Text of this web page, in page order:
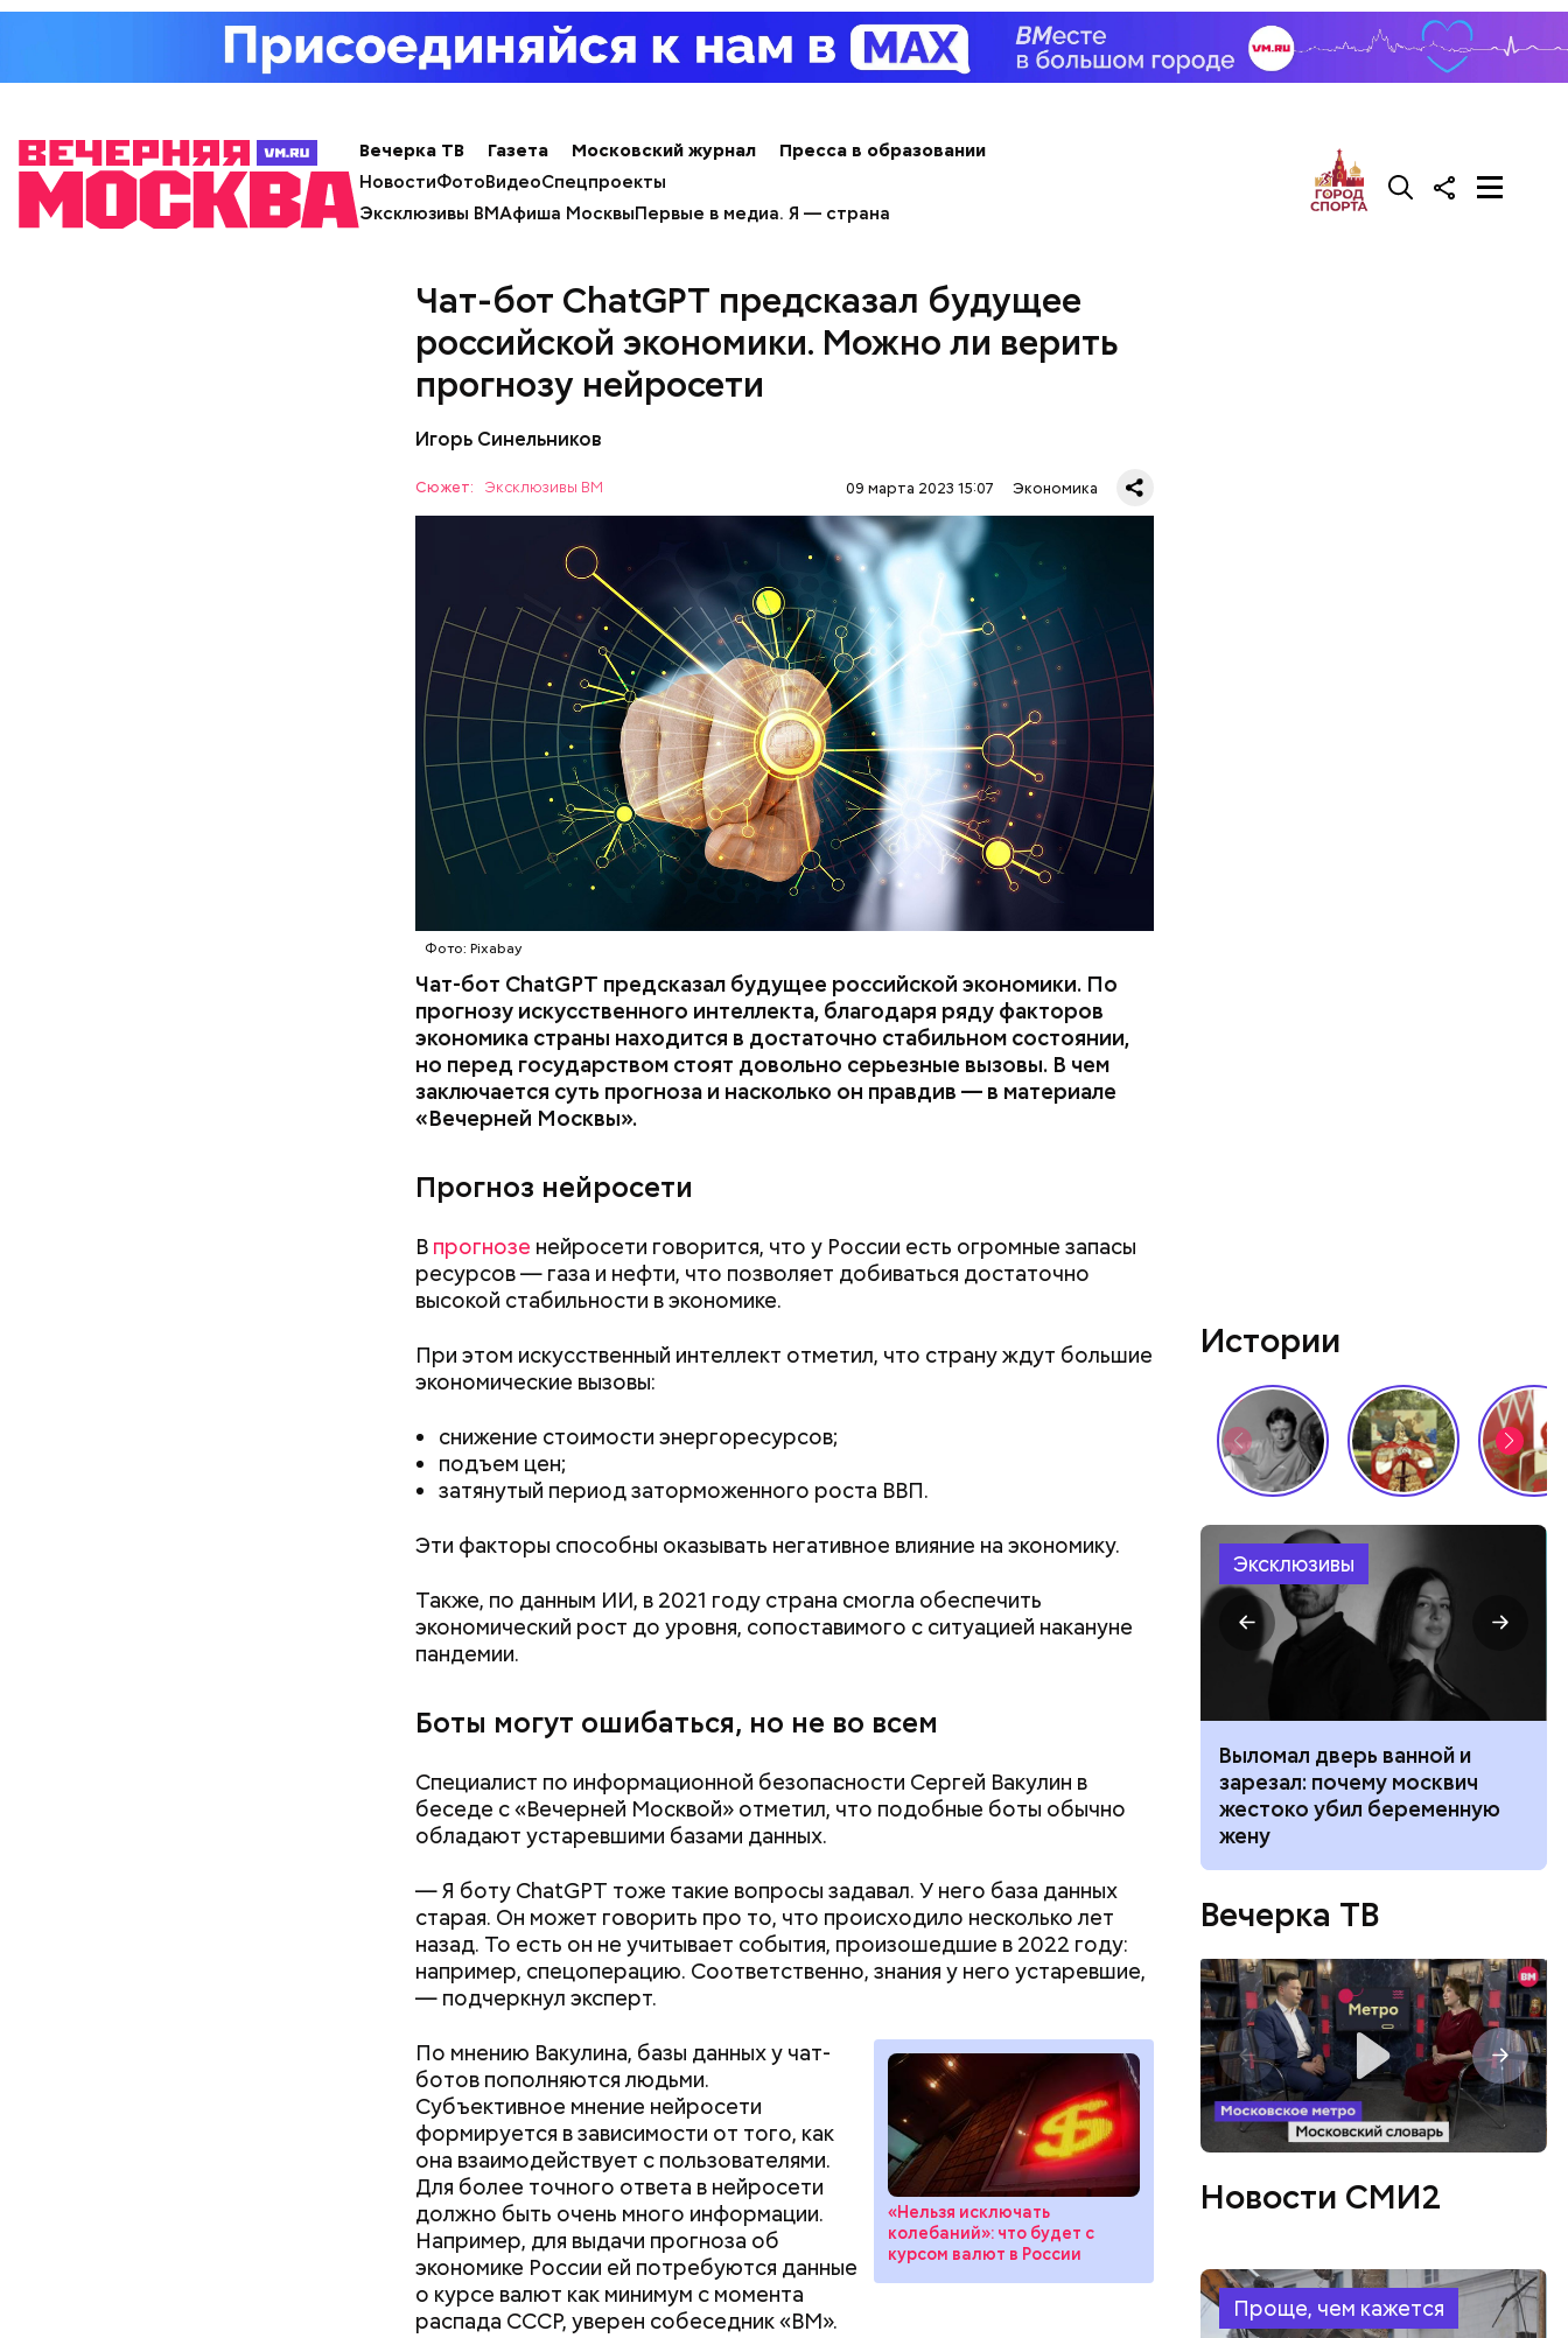
Вечерка ТВ Газета Московский журнал
Пресса в образовании
НовостиФотоВидеоСпецпроекты
Эксклюзивы ВМАфиша МосквыПервые в медиа. Я — страна
Чат-бот ChatGPT предсказал будущее
российской экономики. Можно ли верить
прогнозу нейросети
Игорь Синельников
Сюжет: Эксклюзивы ВМ 09 марта 2023 15:07 Экономика
Фото: Pixabay
Чат-бот ChatGPT предсказал будущее российской экономики. По
прогнозу искусственного интеллекта, благодаря ряду факторов
экономика страны находится в достаточно стабильном состоянии,
но перед государством стоят довольно серьезные вызовы. В чем
заключается суть прогноза и насколько он правдив — в материале
«Вечерней Москвы».
Прогноз нейросети
В прогнозе нейросети говорится, что у России есть огромные запасы
ресурсов — газа и нефти, что позволяет добиваться достаточно
высокой стабильности в экономике.
При этом искусственный интеллект отметил, что страну ждут большие
экономические вызовы:
снижение стоимости энергоресурсов;
подъем цен;
затянутый период заторможенного роста ВВП.
Эти факторы способны оказывать негативное влияние на экономику.
Также, по данным ИИ, в 2021 году страна смогла обеспечить
экономический рост до уровня, сопоставимого с ситуацией накануне
пандемии.
Боты могут ошибаться, но не во всем
Специалист по информационной безопасности Сергей Вакулин в
беседе с «Вечерней Москвой» отметил, что подобные боты обычно
обладают устаревшими базами данных.
— Я боту ChatGPT тоже такие вопросы задавал. У него база данных
старая. Он может говорить про то, что происходило несколько лет
назад. То есть он не учитывает события, произошедшие в 2022 году:
например, спецоперацию. Соответственно, знания у него устаревшие,
— подчеркнул эксперт.
«Нельзя исключать
колебаний»: что будет с
курсом валют в России
По мнению Вакулина, базы данных у чат-
ботов пополняются людьми.
Субъективное мнение нейросети
формируется в зависимости от того, как
она взаимодействует с пользователями.
Для более точного ответа в нейросети
должно быть очень много информации.
Например, для выдачи прогноза об
экономике России ей потребуются данные
о курсе валют как минимум с момента
распада СССР, уверен собеседник «ВМ».
ChatGPT, запущенный компанией OpenAI, стал популярен прошлой
стране есть все возможности для прорыва по многим направлениям.
Об этом 21 февраля заявил президент России Владимир Путин во
Истории
Эксклюзивы
силовиков: кто такой Роберт
Гилман, которого просят
освободить США
украшу: тренды маникюра в
Москве летом 2026
Выломал дверь ванной и
зарезал: почему москвич
жестоко убил беременную
жену
Вечерка ТВ
Новости СМИ2
Проще, чем кажется